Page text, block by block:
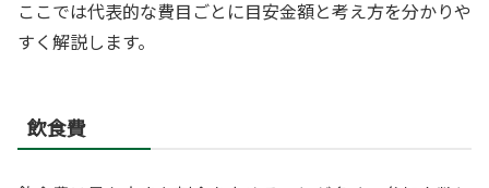
ここでは代表的な費目ごとに目安金額と考え方を分かりや
すく解説します。
飲食費